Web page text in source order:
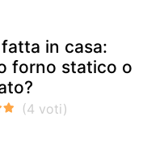
in casa:
forno statico o